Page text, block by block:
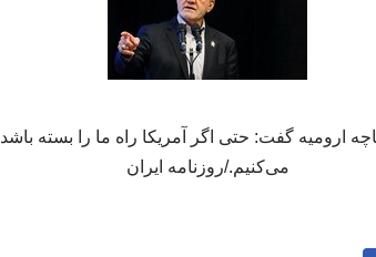
گفت: حتی اگر آمریکا راه ما را بسته باشد،
می‌کنیم./روزنامه ایران